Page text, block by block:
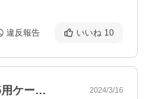
違反報告 いいね 10
用ケー… 2024/3/16